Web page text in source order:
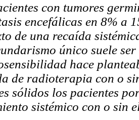
con tumores
encefálicas en 8% a
de una recaída
único suele
hace
de radioterapia con o
sólidos los pacientes
sistémico con o sin